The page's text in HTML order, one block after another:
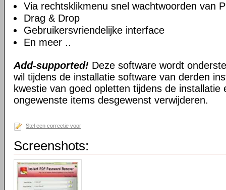
Via rechtsklikmenu snel wachtwoorden van
Drag & Drop
Gebruikersvriendelijke interface
En meer ..
Add-supported! Deze software wordt
wil tijdens de installatie software van derden
kwestie van goed opletten tijdens de installatie
ongewenste items desgewenst verwijderen.
Stel een correctie voor
Screenshots: